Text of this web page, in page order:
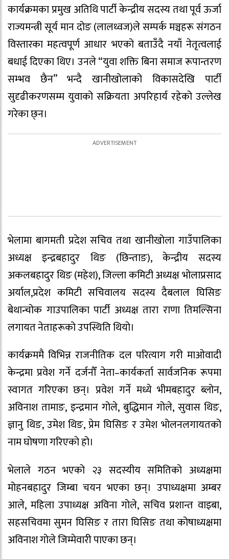
कार्यक्रमका प्रमुख अतिथि पार्टी केन्द्रीय सदस्य तथा पूर्व ऊर्जा
राज्यमन्त्री सूर्य मान दोङ (लालध्वज)ले सम्पर्क मञ्चहरू संगठन
विस्तारका महत्वपूर्ण आधार भएको बताउँदै नयाँ नेतृत्वलाई
बधाई दिएका थिए। उनले “युवा शक्ति बिना समाज रूपान्तरण
सम्भव छैन” भन्दै खानीखोलाको विकासदेखि पार्टी
सुदृढीकरणसम्म युवाको सक्रियता अपरिहार्य रहेको उल्लेख
गरेका छ्न।
भेलामा बागमती प्रदेश सचिव तथा खानीखोला गाउँपालिका
अध्यक्ष इन्द्रबहादुर थिङ (छिन्ताङ), केन्द्रीय सदस्य
अकलबहादुर थिङ (महेश), जिल्ला कमिटी अध्यक्ष भोलाप्रसाद
अर्याल,प्रदेश कमिटी सचिवालय सदस्य दैबलाल घिसिङ
बेथान्चोक गाउपालिका पार्टी अध्यक्ष तारा राणा तिमल्सिना
लगायत नेताहरूको उपस्थिति थियो।
कार्यक्रममै विभिन्न राजनीतिक दल परित्याग गरी माओवादी
केन्द्रमा प्रवेश गर्ने दर्जनौँ नेता–कार्यकर्ता सार्वजनिक रूपमा
स्वागत गरिएका छन्। प्रवेश गर्ने मध्ये भीमबहादुर ब्लोन,
अविनाश तामाङ, इन्द्रमान गोले, बुद्धिमान गोले, सुवास थिङ,
ज्ञानु थिङ, उमेश थिङ, प्रेम घिसिङ र उमेश भोलनलगायतको
नाम घोषणा गरिएको हो।
भेलाले गठन भएको २३ सदस्यीय समितिको अध्यक्षमा
मोहनबहादुर जिम्बा चयन भएका छन्। उपाध्यक्षमा अम्बर
आले, महिला उपाध्यक्ष अविना गोले, सचिव प्रशान्त वाइबा,
सहसचिवमा सुमन घिसिङ र तारा घिसिङ तथा कोषाध्यक्षमा
अविनाश गोले जिम्मेवारी पाएका छन्।